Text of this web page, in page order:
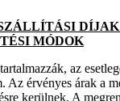
DÍJAK
MÓDOK
az
Az érvényes árak a
kerülnek. A